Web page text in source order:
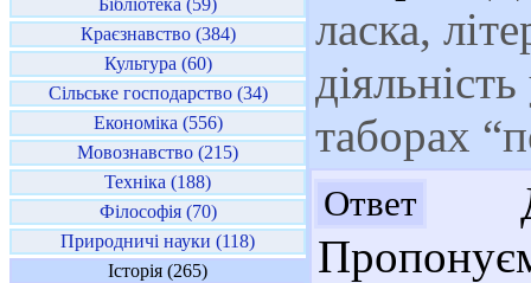
Бібліотека (59)
Краєзнавство (384)
Культура (60)
Сільське господарство (34)
Економіка (556)
Мовознавство (215)
Техніка (188)
Філософія (70)
Природничі науки (118)
Історія (265)
ласка,
таборах
Ответ